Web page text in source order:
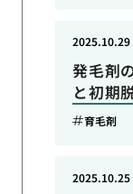
発毛剤
と初期
2025.10.29
育毛剤
2025.10.25